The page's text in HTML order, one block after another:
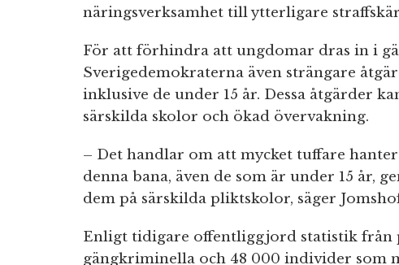
näringsverksamhet till ytterligare
För att förhindra att ungdomar dras in i
Sverigedemokraterna även strängare
inklusive de under 15 år. Dessa åtgärder
särskilda skolor och ökad övervakning.
– Det handlar om att mycket tuffare
denna bana, även de som är under 15 år,
dem på särskilda pliktskolor, säger
Enligt tidigare offentliggjord statistik från
gängkriminella och 48 000 individer som